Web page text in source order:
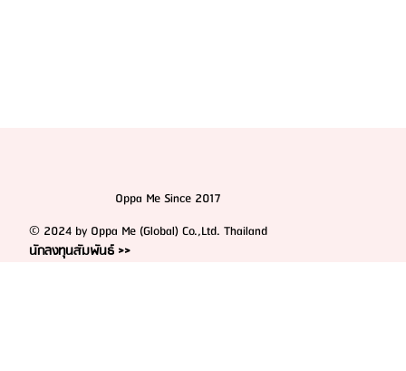
Oppa Me Since 2017
© 2024 by Oppa Me (Global) Co.,Ltd. Thailand
นักลงทุนสัมพันธ์ >>